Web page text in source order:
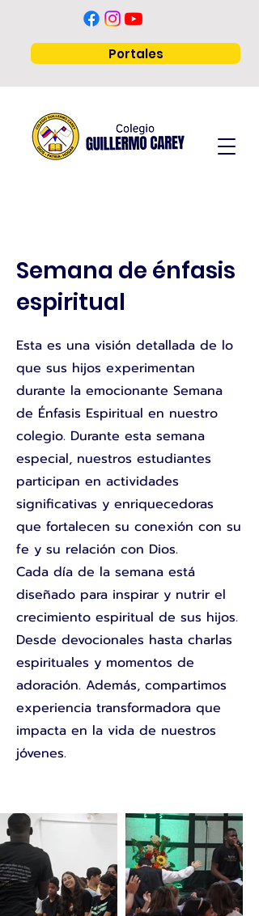
Portales
Semana de énfasis
espiritual
Esta es una visión detallada de lo
que sus hijos experimentan
durante la emocionante Semana
de Énfasis Espiritual en nuestro
colegio. Durante esta semana
especial, nuestros estudiantes
participan en actividades
significativas y enriquecedoras
que fortalecen su conexión con su
fe y su relación con Dios.
Cada día de la semana está
diseñado para inspirar y nutrir el
crecimiento espiritual de sus hijos.
Desde devocionales hasta charlas
espirituales y momentos de
adoración. Además, compartimos
experiencia transformadora que
impacta en la vida de nuestros
jóvenes.